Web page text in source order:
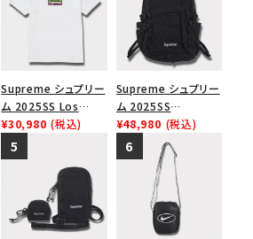
Supreme シュプリー
ム 2025SS Los
Angeles Fire Relief
Box Logo Tee ファ
イヤーリリーフボック
スロゴTシャツ ホワ
¥30,980 (税込)
Supreme シュプリー
ム 2025SS
Backpack バックパッ
ク ブラック 黒
¥48,980 (税込)